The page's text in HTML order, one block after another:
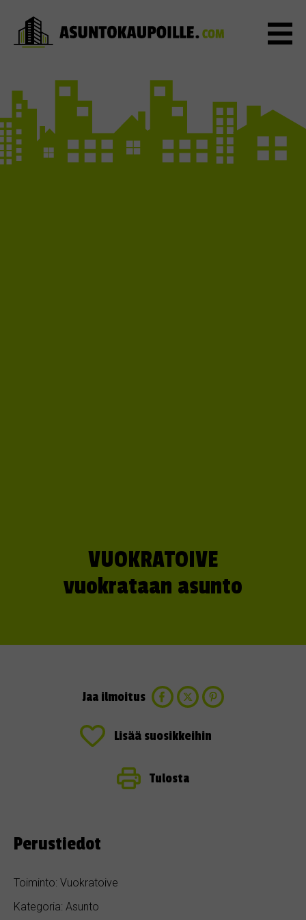
VUOKRATOIVE
vuokrataan asunto
Jaa ilmoitus
Lisää suosikkeihin
Tulosta
Perustiedot
Toiminto: Vuokratoive
Kategoria: Asunto